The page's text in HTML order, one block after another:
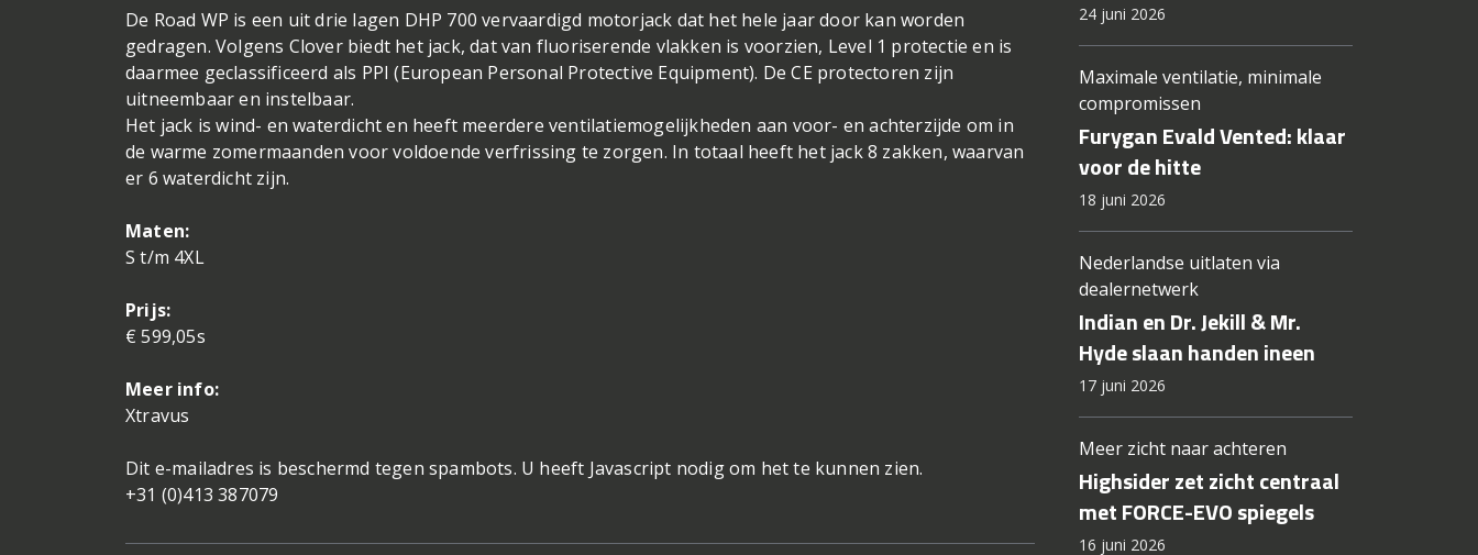
De Road WP is een uit drie lagen DHP 700 vervaardigd motorjack dat het hele jaar door kan worden
gedragen. Volgens Clover biedt het jack, dat van fluoriserende vlakken is voorzien, Level 1 protectie en is
daarmee geclassificeerd als PPI (European Personal Protective Equipment). De CE protectoren zijn
uitneembaar en instelbaar.
Het jack is wind- en waterdicht en heeft meerdere ventilatiemogelijkheden aan voor- en achterzijde om in
de warme zomermaanden voor voldoende verfrissing te zorgen. In totaal heeft het jack 8 zakken, waarvan
er 6 waterdicht zijn.
Maten:
S t/m 4XL
Prijs:
€ 599,05s
Meer info:
Xtravus
Dit e-mailadres is beschermd tegen spambots. U heeft Javascript nodig om het te kunnen zien.
+31 (0)413 387079
24 juni 2026
Maximale ventilatie, minimale
compromissen
Furygan Evald Vented: klaar
voor de hitte
18 juni 2026
Nederlandse uitlaten via
dealernetwerk
Indian en Dr. Jekill & Mr.
Hyde slaan handen ineen
17 juni 2026
Meer zicht naar achteren
Highsider zet zicht centraal
met FORCE-EVO spiegels
16 juni 2026